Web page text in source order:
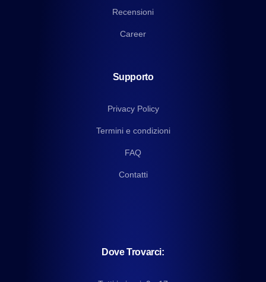
Recensioni
Career
Supporto
Privacy Policy
Termini e condizioni
FAQ
Contatti
Dove Trovarci: